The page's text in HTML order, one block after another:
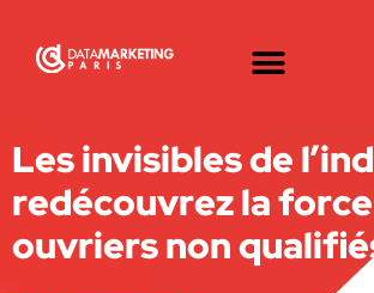
Les invisibles de
redécouvrez la
ouvriers non